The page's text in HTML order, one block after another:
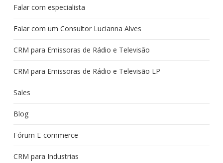
Falar com especialista
Falar com um Consultor Lucianna Alves
CRM para Emissoras de Rádio e Televisão
CRM para Emissoras de Rádio e Televisão LP
Sales
Blog
Fórum E-commerce
CRM para Industrias